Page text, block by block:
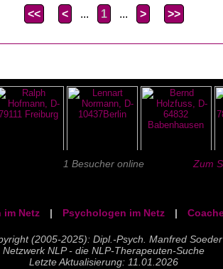
<< < ... 1 ... > >>
1 Besucher online Zum
im Netz | Psychologen im Netz |
(2005-2025): Dipl.-Psych. Manfred Soeder
Netzwerk NLP - die NLP-Therapeuten-Suche
Letzte Aktualisierung: 11.01.2026